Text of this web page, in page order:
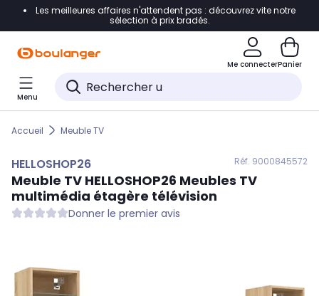
Accéder directement à la navigation
Accéder directement au pied de page
Accéder directement au chatbot
Les meilleures affaires n'attendent pas : découvrez vite notre
sélection à prix bradés.
Me connecterPanier
Menu
Accueil Meuble TV
HELLOSHOP26 Réf. 9000845572
Meuble TV HELLOSHOP26 Meubles TV
multimédia étagère télévision
Donner le premier avis